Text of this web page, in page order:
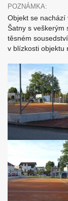
POZNÁMKA:
Objekt se nachází
Šatny s veškerým
těsném
v blízkosti objektu